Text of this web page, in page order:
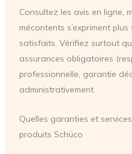
Consultez les avis en ligne,
mécontents s’expriment
satisfaits. Vérifiez surtout
assurances obligatoires
professionnelle, garantie
administrativement.
Quelles garanties et
produits Schüco